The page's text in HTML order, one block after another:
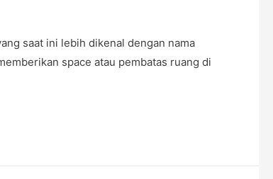
saat ini lebih dikenal dengan nama
space atau pembatas ruang di